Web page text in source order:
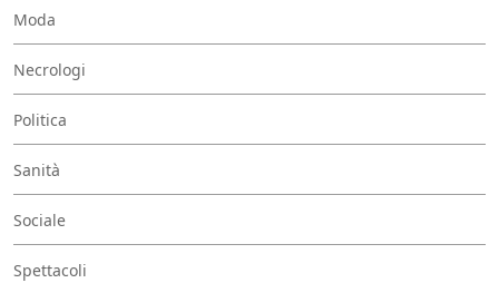
Moda
Necrologi
Politica
Sanità
Sociale
Spettacoli